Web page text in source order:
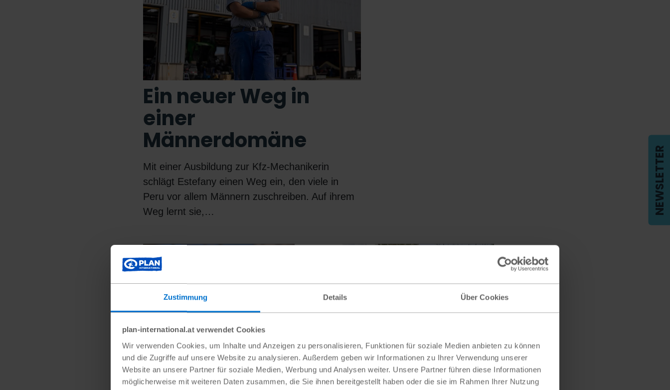
Zustimmung Details Über Cookies
plan-international.at verwendet Cookies
Wir verwenden Cookies, um Inhalte und Anzeigen zu personalisieren, Funktionen für soziale Medien anbieten zu können
und die Zugriffe auf unsere Website zu analysieren. Außerdem geben wir Informationen zu Ihrer Verwendung unserer
Website an unsere Partner für soziale Medien, Werbung und Analysen weiter. Unsere Partner führen diese Informationen
möglicherweise mit weiteren Daten zusammen, die Sie ihnen bereitgestellt haben oder die sie im Rahmen Ihrer Nutzung
Ein neuer Weg in
einer
Männerdomäne
Mit einer Ausbildung zur Kfz-Mechanikerin
schlägt Estefany einen Weg ein, den viele in
Peru vor allem Männern zuschreiben. Auf ihrem
Weg lernt sie,…
#Teilhabe
NEWSLETTER